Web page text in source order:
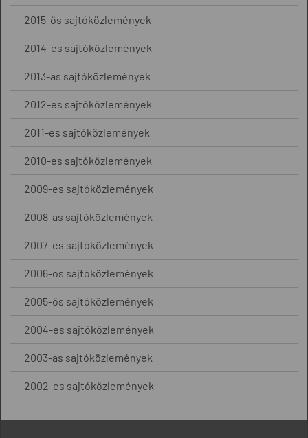
2015-ös sajtóközlemények
2014-es sajtóközlemények
2013-as sajtóközlemények
2012-es sajtóközlemények
2011-es sajtóközlemények
2010-es sajtóközlemények
2009-es sajtóközlemények
2008-as sajtóközlemények
2007-es sajtóközlemények
2006-os sajtóközlemények
2005-ös sajtóközlemények
2004-es sajtóközlemények
2003-as sajtóközlemények
2002-es sajtóközlemények